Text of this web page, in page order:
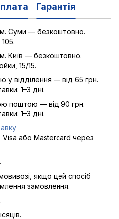
Гарантія
м. Суми — безкоштовно.
м. Київ — безкоштовно.
15/15.
відділення — від 65 грн.
1–3 дні.
поштою — від 90 грн.
1–3 дні.
або Mastercard через
якщо цей спосіб
замовлення.